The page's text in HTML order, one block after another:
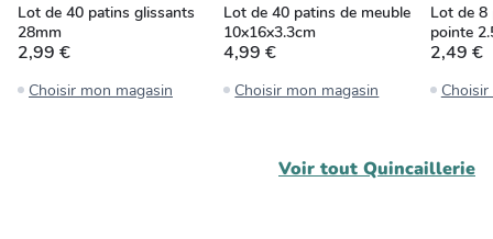
Lot de 40 patins glissants
28mm
2,99 €
Choisir mon magasin
Lot de 40 patins de meuble
10x16x3.3cm
4,99 €
Choisir mon magasin
Lot de 8
pointe
2,49 €
Voir tout Quincaillerie